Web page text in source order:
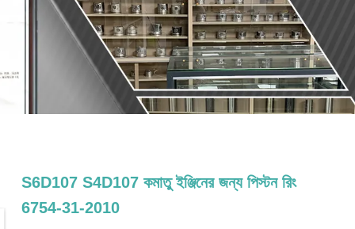
S6D107 S4D107 কমাতু ইঞ্জিনের জন্য পিস্টন রিং
6754-31-2010